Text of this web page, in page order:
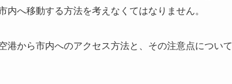
内へ移動する方法を考えなくてはなりません。
港から市内へのアクセス方法と、その注意点について